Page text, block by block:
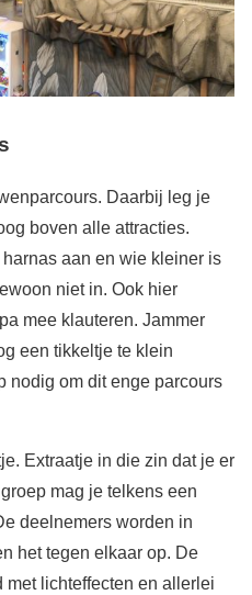
Daarbij leg je
boven alle attracties.
aan en wie kleiner is
niet in. Ook hier
mee klauteren. Jammer
een tikkeltje te klein
nodig om dit enge parcours
Extraatje in die zin dat je er
mag je telkens een
deelnemers worden in
het tegen elkaar op. De
lichteffecten en allerlei